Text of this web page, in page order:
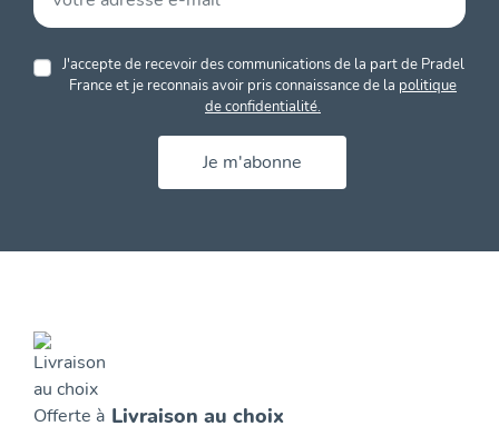
J'accepte de recevoir des communications de la part de Pradel
France et je reconnais avoir pris connaissance de la politique
de confidentialité.
Je m'abonne
Livraison au choix